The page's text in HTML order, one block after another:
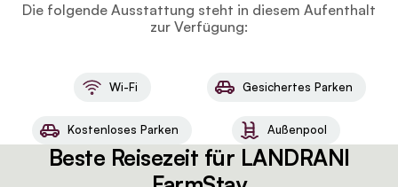
Die folgende Ausstattung steht in diesem Aufenthalt
zur Verfügung:
Wi-Fi Gesichertes Parken
Kostenloses Parken Außenpool
Beste Reisezeit für LANDRANI